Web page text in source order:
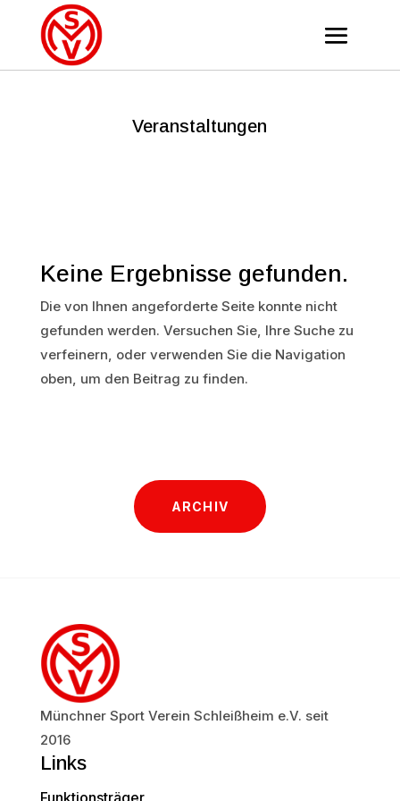
Veranstaltungen
Keine Ergebnisse gefunden.
Die von Ihnen angeforderte Seite konnte nicht
gefunden werden. Versuchen Sie, Ihre Suche zu
verfeinern, oder verwenden Sie die Navigation
oben, um den Beitrag zu finden.
ARCHIV
Münchner Sport Verein Schleißheim e.V. seit
2016
Links
Funktionsträger